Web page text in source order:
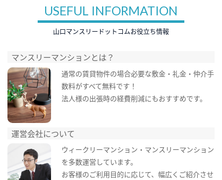
USEFUL INFORMATION
山口マンスリードットコムお役立ち情報
マンスリーマンションとは？
通常の賃貸物件の場合必要な敷金・礼金・仲介手
数料がすべて無料です！
法人様の出張時の経費削減にもおすすめです。
運営会社について
ウィークリーマンション・マンスリーマンション
を多数運営しています。
お客様のご利用目的に応じて、幅広くご紹介させ